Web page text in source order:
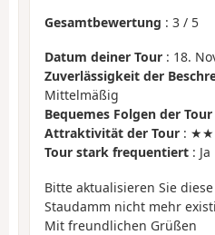
Gesamtbewertung : 3 / 5
Datum deiner Tour : 18.
Zuverlässigkeit der
Mittelmäßig
Bequemes Folgen der Tour
Attraktivität der Tour :
Tour stark frequentiert : Ja
Bitte aktualisieren Sie
Staudamm nicht mehr
Mit freundlichen Grüßen